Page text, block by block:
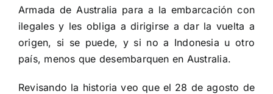
Armada de Australia para a la embarcación con
ilegales y les obliga a dirigirse a dar la vuelta a
origen, si se puede, y si no a Indonesia u otro
país, menos que desembarquen en Australia.
Revisando la historia veo que el 28 de agosto de